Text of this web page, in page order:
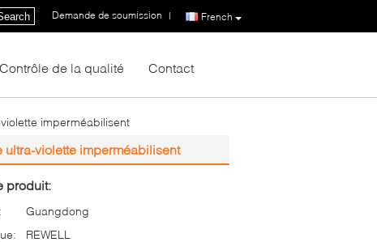
French
Demande de soumission |
Contrôle de la qualité Contact
imperméabilisent
violette imperméabilisent
produit:
Guangdong
REWELL